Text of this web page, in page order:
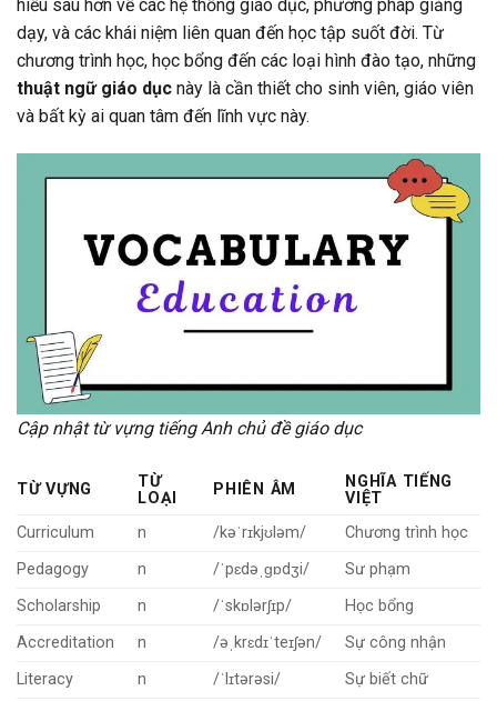
hiểu sâu hơn về các hệ thống giáo dục, phương pháp giảng
dạy, và các khái niệm liên quan đến học tập suốt đời. Từ
chương trình học, học bổng đến các loại hình đào tạo, những
thuật ngữ giáo dục này là cần thiết cho sinh viên, giáo viên
và bất kỳ ai quan tâm đến lĩnh vực này.
Cập nhật từ vựng tiếng Anh chủ đề giáo dục
TỪ VỰNG
TỪ
LOẠI
PHIÊN ÂM
NGHĨA TIẾNG
VIỆT
Curriculum
n /kəˈrɪkjʊləm/
Chương trình học
Pedagogy
n /ˈpɛdəˌɡɒdʒi/
Sư phạm
Scholarship
n /ˈskɒlərʃɪp/
Học bổng
Accreditation
n /əˌkrɛdɪˈteɪʃən/
Sự công nhận
Literacy
n /ˈlɪtərəsi/
Sự biết chữ